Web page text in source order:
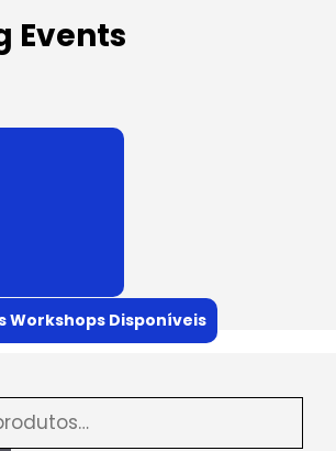
Events
Workshops Disponíveis